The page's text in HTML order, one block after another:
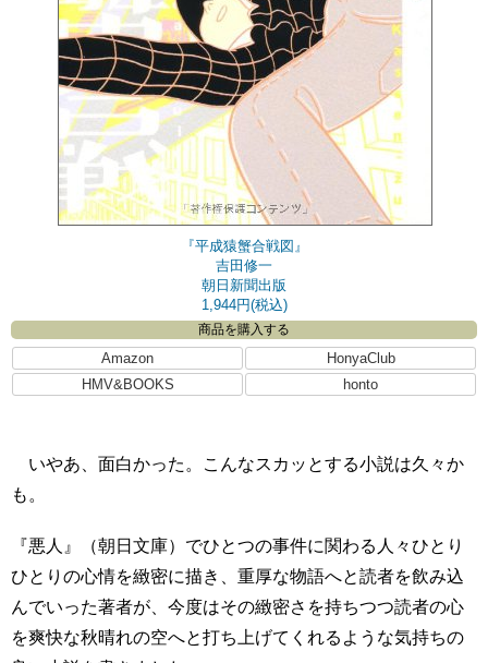
『平成猿蟹合戦図』
吉田修一
朝日新聞出版
1,944円(税込)
商品を購入する
Amazon
HonyaClub
HMV&BOOKS
honto
いやあ、面白かった。こんなスカッとする小説は久々か
も。
『悪人』（朝日文庫）でひとつの事件に関わる人々ひとり
ひとりの心情を緻密に描き、重厚な物語へと読者を飲み込
んでいった著者が、今度はその緻密さを持ちつつ読者の心
を爽快な秋晴れの空へと打ち上げてくれるような気持ちの